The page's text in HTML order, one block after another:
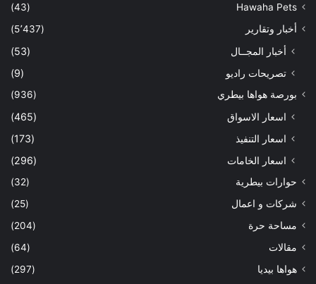
Hawaha Pets
(43)
أخبار وتقارير
(5٬437)
أخبار المجــال
(53)
تصريحات راديو
(9)
بورصة هواها بيطري (936)
اسعار الاسواق
(465)
اسعار التنفيذ
(173)
اسعار الخامات
(296)
حوارات بيطرية
(32)
شركات و اعمال
(25)
مساحة حرة
(204)
مقالات
(64)
هواها بيديا
(297)